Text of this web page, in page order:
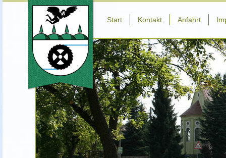
Start Kontakt Anfahrt